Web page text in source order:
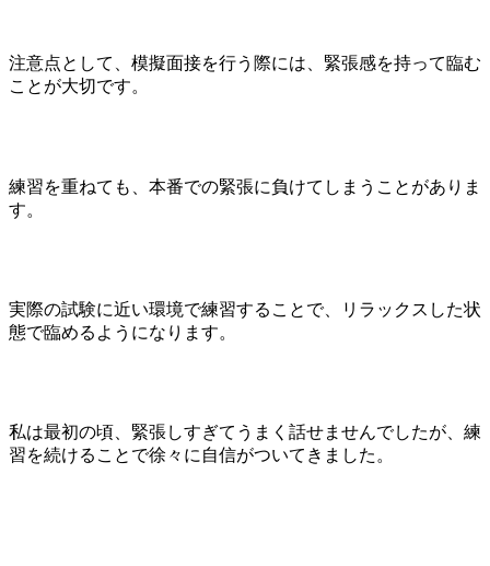
注意点として、模擬面接を行う際には、緊張感を持って臨む
ことが大切です。
練習を重ねても、本番での緊張に負けてしまうことがありま
す。
実際の試験に近い環境で練習することで、リラックスした状
態で臨めるようになります。
私は最初の頃、緊張しすぎてうまく話せませんでしたが、練
習を続けることで徐々に自信がついてきました。